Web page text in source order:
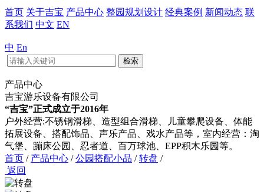
首页 关于吉宝 产品中心 整园规划设计 经典案例 新闻动态 联
系我们 中文 EN
中 En
检索
产品中心
吉宝游乐设备有限公司
“吉宝”正式成立于2016年
户外经营:不锈钢滑梯、造型组合滑梯、儿童攀爬设备、体能
拓展设备、搭配饰品、声乐产品、戏水产品等，室内经营：淘
气堡、蹦床公园、忍者道、百万球池、EPP积木乐园等。
首页 / 产品中心 / 公园搭配小品 / 转盘 /
返回